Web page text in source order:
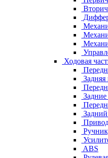
Ходовая
Задняя
ABS